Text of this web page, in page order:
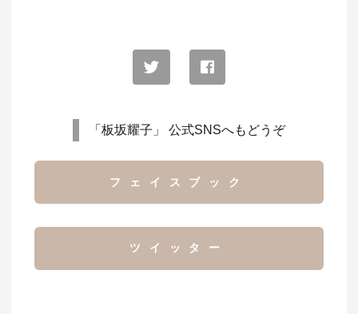
「板坂耀子」 公式SNSへもどうぞ
フェイスブック
ツイッター